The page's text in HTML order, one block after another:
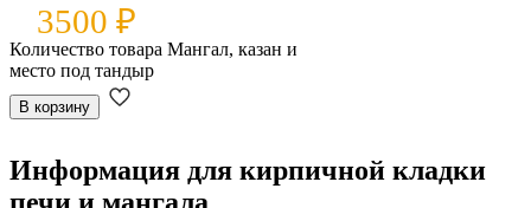
3500 ₽
Количество товара Мангал, казан и
место под тандыр
В корзину
Информация для кирпичной кладки
печи и мангала